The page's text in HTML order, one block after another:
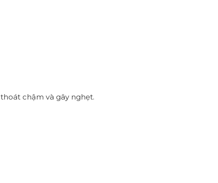
chậm và gây nghẹt.